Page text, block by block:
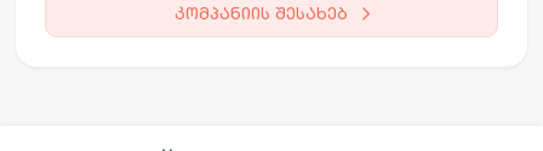
კომპანიის შესახებ